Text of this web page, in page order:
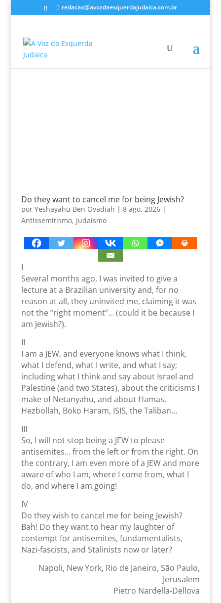
redacao@avozdaesquerdajudaica.com.br
Do they want to cancel me for being Jewish?
por Yeshayahu Ben Ovadiah | 8 ago, 2026|
Antissemitismo, Judaísmo
I
Several months ago, I was invited to give a
lecture at a Brazilian university and, for no
reason at all, they uninvited me, claiming it was
not the “right moment”… (could it be because I
am Jewish?).
II
I am a JEW, and everyone knows what I think,
what I defend, what I write, and what I say;
including what I think and say about Israel and
Palestine (and two States), about the criticisms I
make of Netanyahu, and about Hamas,
Hezbollah, Boko Haram, ISIS, the Taliban…
III
So, I will not stop being a JEW to please
antisemites… from the left or from the right. On
the contrary, I am even more of a JEW and more
aware of who I am, where I come from, what I
do, and where I am going!
IV
Do they wish to cancel me for being Jewish?
Bah! Do they want to hear my laughter of
contempt for antisemites, fundamentalists,
Nazi-fascists, and Stalinists now or later?
Napoli, New York, Rio de Janeiro, São Paulo,
Jerusalem
Pietro Nardella-Dellova